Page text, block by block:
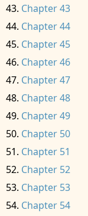
Chapter 43
Chapter 44
Chapter 45
Chapter 46
Chapter 47
Chapter 48
Chapter 49
Chapter 50
Chapter 51
Chapter 52
Chapter 53
Chapter 54